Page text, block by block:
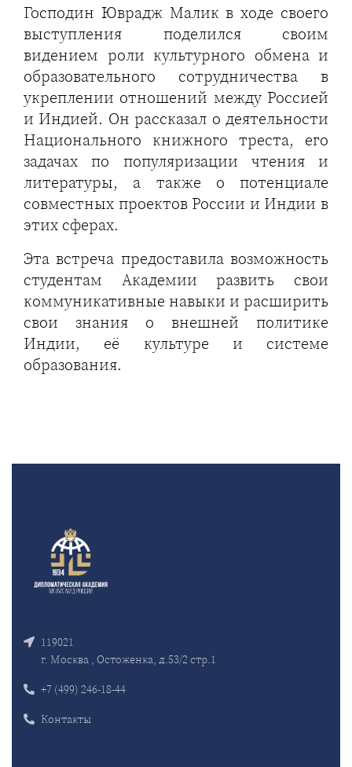
Господин Юврадж Малик в ходе своего
выступления поделился своим
видением роли культурного обмена и
образовательного сотрудничества в
укреплении отношений между Россией
и Индией. Он рассказал о деятельности
Национального книжного треста, его
задачах по популяризации чтения и
литературы, а также о потенциале
совместных проектов России и Индии в
этих сферах.
Эта встреча предоставила возможность
студентам Академии развить свои
коммуникативные навыки и расширить
свои знания о внешней политике
Индии, её культуре и системе
образования.
119021
г. Москва , Остоженка, д.53/2 стр.1
+7 (499) 246-18-44
Контакты